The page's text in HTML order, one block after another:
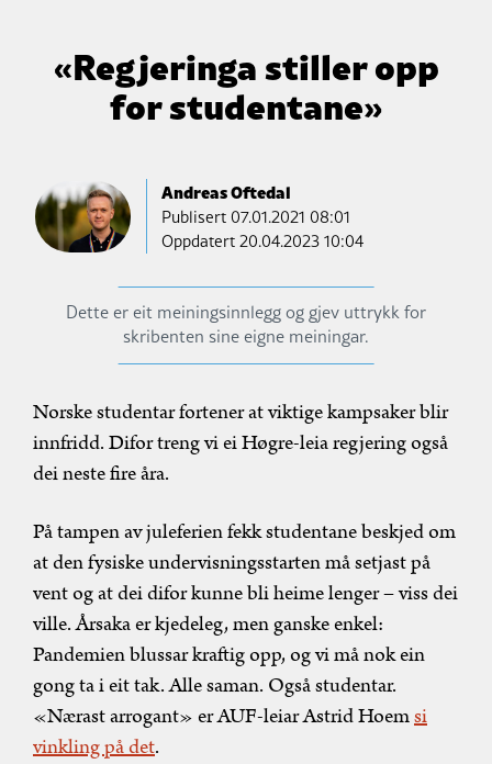
«Regjeringa stiller opp
for studentane»
Andreas Oftedal
Publisert07.01.2021 08:01
Oppdatert 20.04.2023 10:04
Dette er eit meiningsinnlegg og gjev uttrykk for
skribenten sine eigne meiningar.
Norske studentar fortener at viktige kampsaker blir
innfridd. Difor treng vi ei Høgre-leia regjering også
dei neste fire åra.
På tampen av juleferien fekk studentane beskjed om
at den fysiske undervisningsstarten må setjast på
vent og at dei difor kunne bli heime lenger – viss dei
ville. Årsaka er kjedeleg, men ganske enkel:
Pandemien blussar kraftig opp, og vi må nok ein
gong ta i eit tak. Alle saman. Også studentar.
«Nærast arrogant» er AUF-leiar Astrid Hoemsi
vinkling på det.